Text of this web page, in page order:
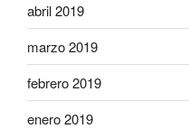
abril 2019
marzo 2019
febrero 2019
enero 2019